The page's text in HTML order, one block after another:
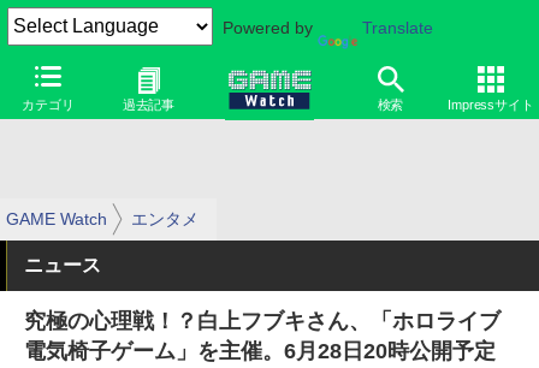
Powered by Translate
カテゴリ 過去記事 検索 Impressサイト
GAME Watch エンタメ
ニュース
究極の心理戦！？白上フブキさん、「ホロライブ
電気椅子ゲーム」を主催。6月28日20時公開予定